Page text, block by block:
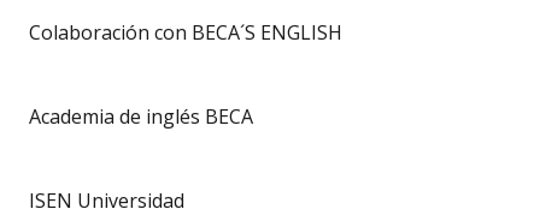
Colaboración con BECA´S ENGLISH
Academia de inglés BECA
ISEN Universidad